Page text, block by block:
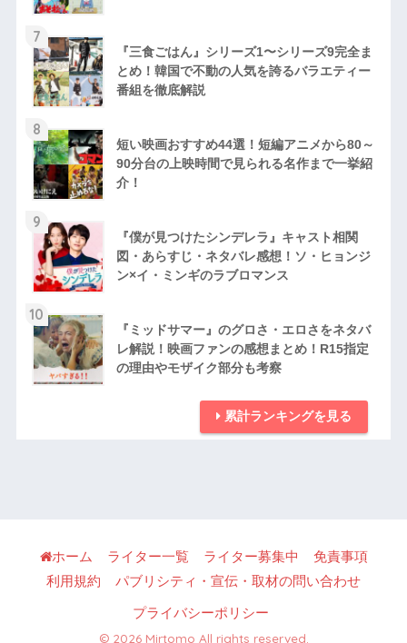
7
『三食ごはん』シリーズ1〜シリーズ9完全ま
とめ！韓国で不動の人気を誇るバラエティー
番組を徹底解説
8
短い映画おすすめ44選！短編アニメから80～
90分台の上映時間で見られる名作まで一挙紹
介！
9
『僕が見つけたシンデレラ』キャスト相関
図・あらすじ・ネタバレ感想！ソ・ヒョンジ
ン×イ・ミンギのラブロマンス
10
『ミッドサマー』のグロさ・エロさをネタバ
レ解説！映画ファンの感想まとめ！R15指定
の理由やモザイク部分も考察
累計ランキングを見る
ホーム ライター一覧 ライター募集中
免責事項
利用規約
パブリシティ・宣伝・取材の問い合わせ
プライバシーポリシー
© 2026 Mirtomo All rights reserved.